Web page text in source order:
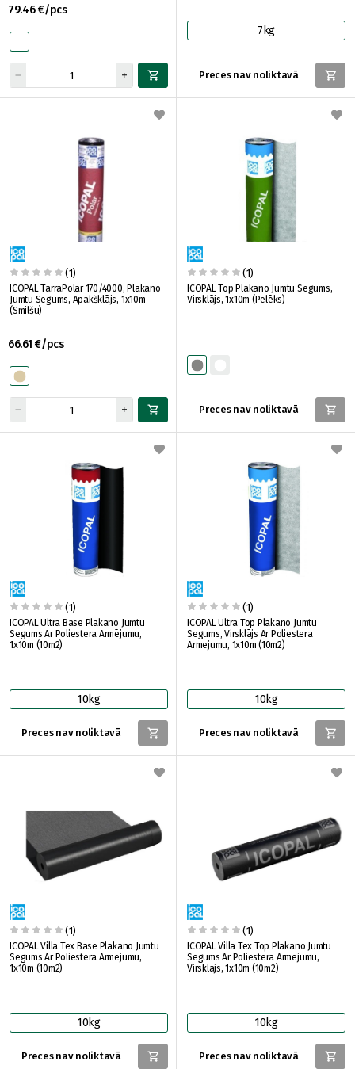
79.46 €/pcs
7kg
Preces nav noliktavā
(1)
ICOPAL TarraPolar 170/4000, Plakano
Jumtu Segums, Apakšklājs, 1x10m
(Smilšu)
66.61 €/pcs
(1)
ICOPAL Top Plakano Jumtu Segums,
Virsklājs, 1x10m (Pelēks)
Preces nav noliktavā
(1)
ICOPAL Ultra Base Plakano Jumtu
Segums Ar Poliestera Armējumu,
1x10m (10m2)
10kg
Preces nav noliktavā
(1)
ICOPAL Ultra Top Plakano Jumtu
Segums, Virsklājs Ar Poliestera
Armejumu, 1x10m (10m2)
10kg
Preces nav noliktavā
(1)
ICOPAL Villa Tex Base Plakano Jumtu
Segums Ar Poliestera Armējumu,
1x10m (10m2)
10kg
Preces nav noliktavā
(1)
ICOPAL Villa Tex Top Plakano Jumtu
Segums Ar Poliestera Armējumu,
Virsklājs, 1x10m (10m2)
10kg
Preces nav noliktavā